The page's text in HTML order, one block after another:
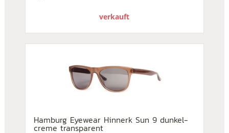
verkauft
Hamburg Eyewear Hinnerk Sun 9 dunkel-
creme transparent